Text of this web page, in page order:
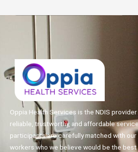
Oppia Health Services is the NDIS
reliable, trustworthy, and affordable
participants are carefully matched with
workers who we believe would be the